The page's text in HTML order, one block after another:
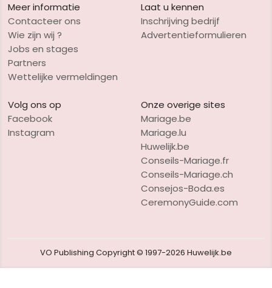
Meer informatie
Contacteer ons
Wie zijn wij ?
Jobs en stages
Partners
Wettelijke vermeldingen
Laat u kennen
Inschrijving bedrijf
Advertentieformulieren
Volg ons op
Facebook
Instagram
Onze overige sites
Mariage.be
Mariage.lu
Huwelijk.be
Conseils-Mariage.fr
Conseils-Mariage.ch
Consejos-Boda.es
CeremonyGuide.com
VO Publishing Copyright © 1997-2026 Huwelijk.be